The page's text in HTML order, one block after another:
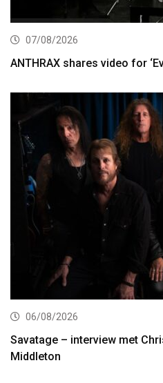
07/08/2026
ANTHRAX shares video for
06/08/2026
Savatage – interview met
Middleton